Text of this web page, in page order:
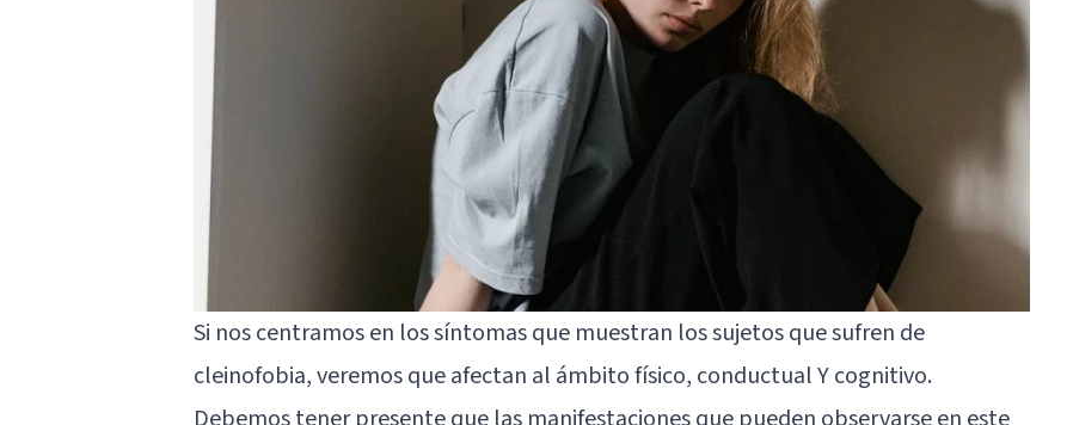
Si nos centramos en los síntomas que muestran los sujetos que sufren de
cleinofobia, veremos que afectan al ámbito físico, conductual Y cognitivo.